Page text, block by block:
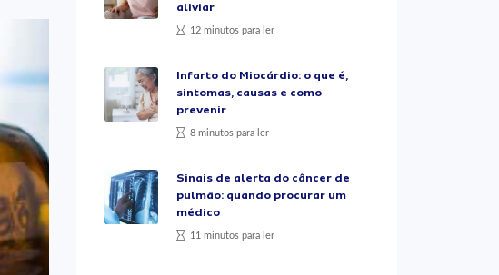
aliviar
12 minutos para ler
Infarto do Miocárdio: o que é,
sintomas, causas e como
prevenir
8 minutos para ler
Sinais de alerta do câncer de
pulmão: quando procurar um
médico
11 minutos para ler